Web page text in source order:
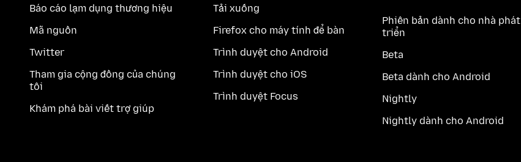
Báo cáo lạm dụng thương hiệu
Mã nguồn
Twitter
Tham gia cộng đồng của chúng
tôi
Khám phá bài viết trợ giúp
Tải xuống
Firefox cho máy tính để bàn
Trình duyệt cho Android
Trình duyệt cho iOS
Trình duyệt Focus
Phiên bản dành cho nhà phát
triển
Beta
Beta dành cho Android
Nightly
Nightly dành cho Android